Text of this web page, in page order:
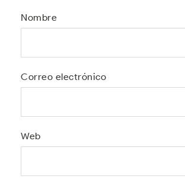
Nombre
Correo electrónico
Web